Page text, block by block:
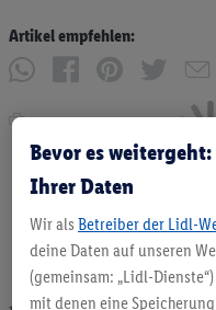
Artikel empfehlen:
Drucken
Bevor es
Ihrer Daten
Wir als Betreiber der Lidl-
deine Daten auf unseren
(gemeinsam: „Lidl-
mit denen eine